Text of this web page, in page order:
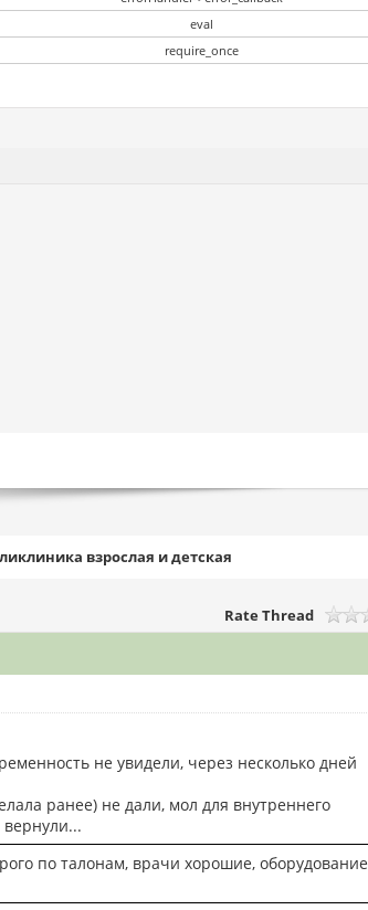
eval
require_once
взрослая и детская
Rate Thread
не увидели, через несколько дней
ранее) не дали, мол для внутреннего
по талонам, врачи хорошие, оборудование